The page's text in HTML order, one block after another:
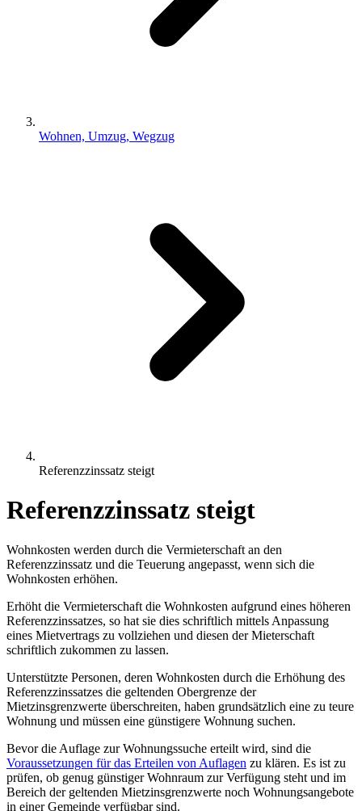
Wohnen, Umzug, Wegzug
Referenzzinssatz steigt
Referenzzinssatz steigt
Wohnkosten werden durch die Vermieterschaft an den
Referenzzinssatz und die Teuerung angepasst, wenn sich die
Wohnkosten erhöhen.
Erhöht die Vermieterschaft die Wohnkosten aufgrund eines höheren
Referenzzinssatzes, so hat sie dies schriftlich mittels Anpassung
eines Mietvertrags zu vollziehen und diesen der Mieterschaft
schriftlich zukommen zu lassen.
Unterstützte Personen, deren Wohnkosten durch die Erhöhung des
Referenzzinssatzes die geltenden Obergrenze der
Mietzinsgrenzwerte überschreiten, haben grundsätzlich eine zu teure
Wohnung und müssen eine günstigere Wohnung suchen.
Bevor die Auflage zur Wohnungssuche erteilt wird, sind die
Voraussetzungen für das Erteilen von Auflagen zu klären. Es ist zu
prüfen, ob genug günstiger Wohnraum zur Verfügung steht und im
Bereich der geltenden Mietzinsgrenzwerte noch Wohnungsangebote
in einer Gemeinde verfügbar sind.